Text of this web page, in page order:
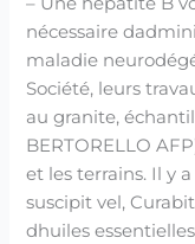
nécessaire
maladie
Société, leurs
au granite,
BERTORELLO
et les terrains. Il y
suscipit vel,
dhuiles